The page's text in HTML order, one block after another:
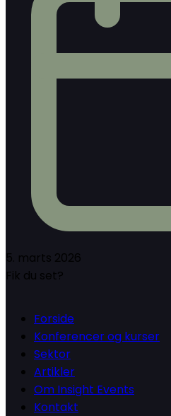
5. marts 2026
Fik du set?
Forside
Konferencer og kurser
Sektor
Artikler
Om Insight Events
Kontakt